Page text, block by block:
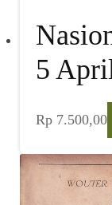
5
Rp 7.500,00